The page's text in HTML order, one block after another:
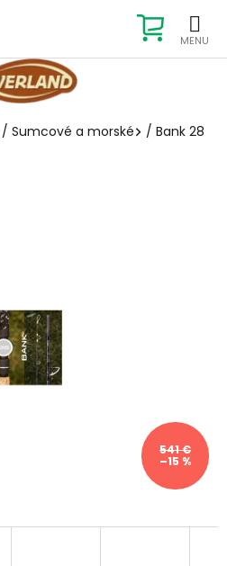
KOŠÍK
/ Sumcové a morské / Bank 28
541 €
–15 %